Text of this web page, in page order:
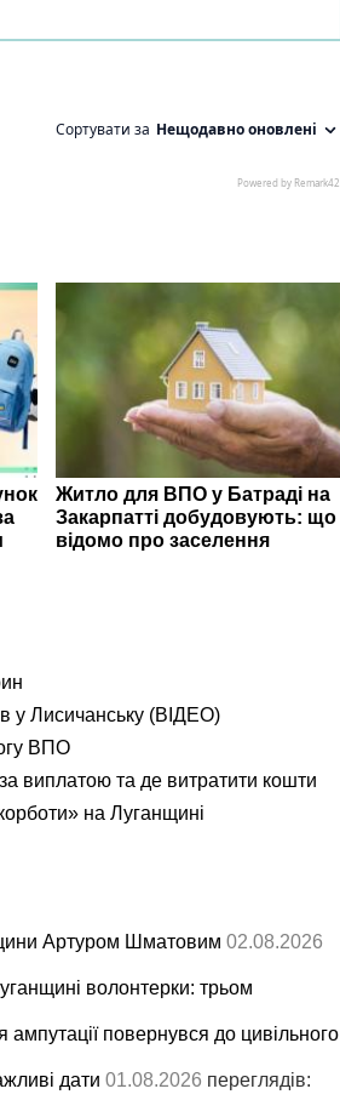
Житло для ВПО у Батраді на
Закарпатті добудовують: що
відомо про заселення
у Лисичанську (ВІДЕО)
ВПО
виплатою та де витратити кошти
на Луганщині
Артуром Шматовим 02.08.2026
волонтерки: трьом
повернувся до цивільного
дати 01.08.2026 переглядів: